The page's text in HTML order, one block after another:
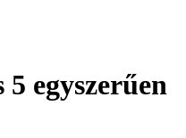
egyszerűen